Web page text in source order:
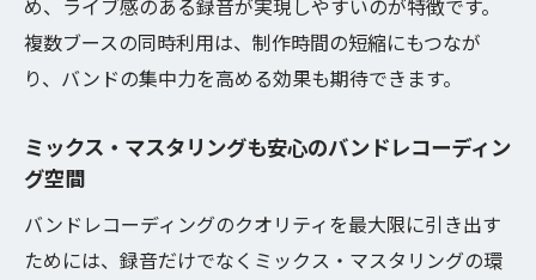
め、ライブ感のある録音が実現しやすいのが特徴です。
複数ブースの同時利用は、制作時間の短縮にもつなが
り、バンドの集中力を高める効果も期待できます。
ミックス・マスタリングも安心のバンドレコーディン
グ空間
バンドレコーディングのクオリティを最大限に引き出す
ためには、録音だけでなくミックス・マスタリングの環